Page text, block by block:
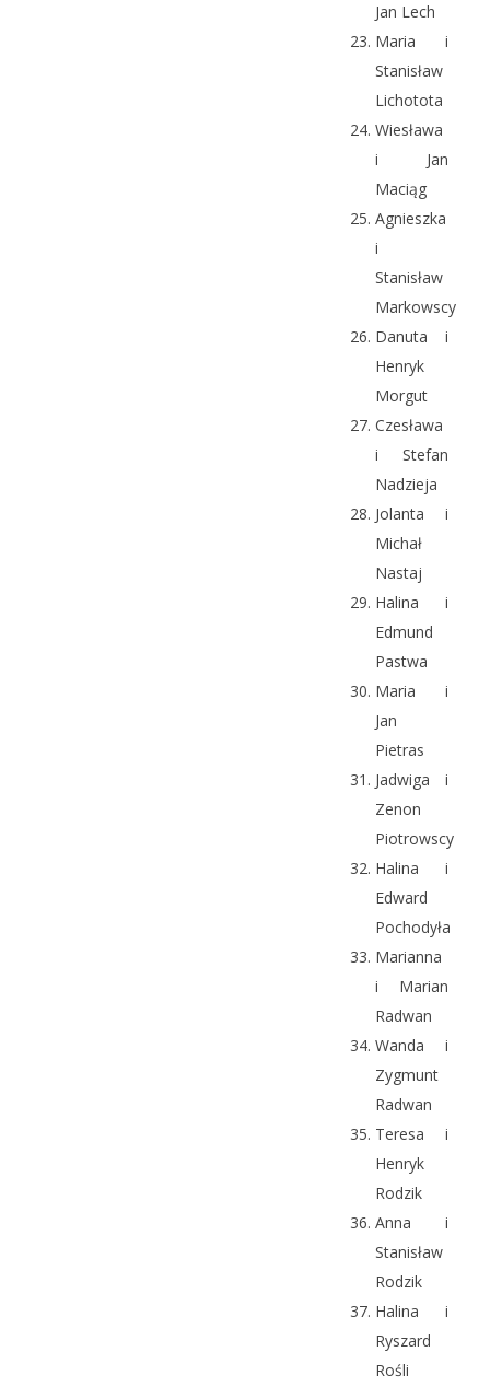
Jan Lech
Maria i
Stanisław
Lichotota
Wiesława
i Jan
Maciąg
Agnieszka
i
Stanisław
Markowscy
Danuta i
Henryk
Morgut
Czesława
i Stefan
Nadzieja
Jolanta i
Michał
Nastaj
Halina i
Edmund
Pastwa
Maria i
Jan
Pietras
Jadwiga i
Zenon
Piotrowscy
Halina i
Edward
Pochodyła
Marianna
i Marian
Radwan
Wanda i
Zygmunt
Radwan
Teresa i
Henryk
Rodzik
Anna i
Stanisław
Rodzik
Halina i
Ryszard
Rośli